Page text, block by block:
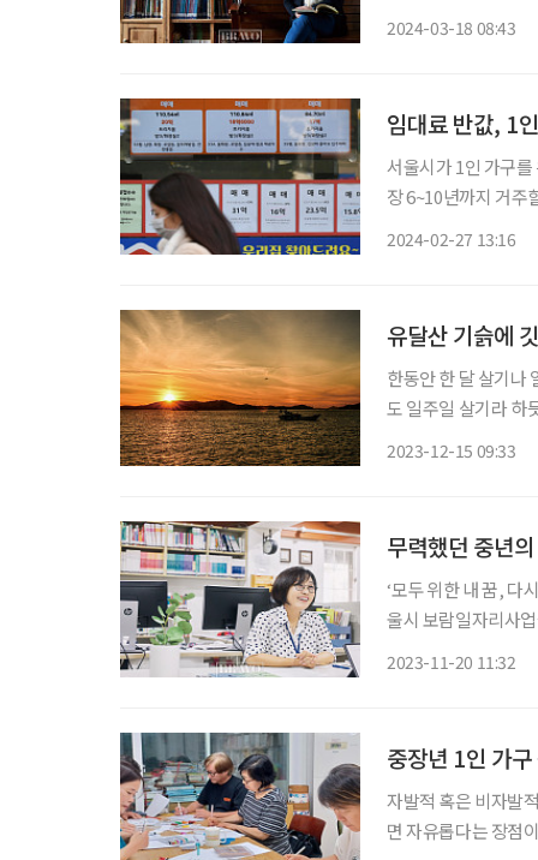
2024-03-18 08:43
임대료 반값, 1
서울시가 1인 가구
장 6~10년까지 거주
2024-02-27 13:16
유달산 기슭에
한동안 한 달 살기나
도 일주일 살기라 하
2023-12-15 09:33
무력했던 중년
‘모두 위한 내 꿈, 다시 뛰는 4050’ 캠페인 ‘브
울시 보람일자리사업을 통해 인생
2023-11-20 11:32
중장년 1인 가
자발적 혹은 비자발
면 자유롭다는 장점